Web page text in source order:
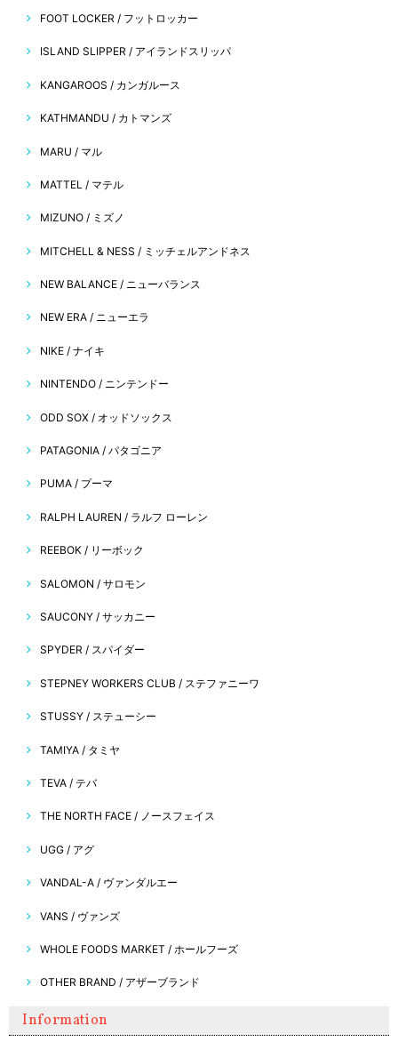
FOOT LOCKER / フットロッカー
ISLAND SLIPPER / アイランドスリッパ
KANGAROOS / カンガルース
KATHMANDU / カトマンズ
MARU / マル
MATTEL / マテル
MIZUNO / ミズノ
MITCHELL & NESS / ミッチェルアンドネス
NEW BALANCE / ニューバランス
NEW ERA / ニューエラ
NIKE / ナイキ
NINTENDO / ニンテンドー
ODD SOX / オッドソックス
PATAGONIA / パタゴニア
PUMA / プーマ
RALPH LAUREN / ラルフ ローレン
REEBOK / リーボック
SALOMON / サロモン
SAUCONY / サッカニー
SPYDER / スパイダー
STEPNEY WORKERS CLUB / ステファニーワ
STUSSY / ステューシー
TAMIYA / タミヤ
TEVA / テバ
THE NORTH FACE / ノースフェイス
UGG / アグ
VANDAL-A / ヴァンダルエー
VANS / ヴァンズ
WHOLE FOODS MARKET / ホールフーズ
OTHER BRAND / アザーブランド
Information